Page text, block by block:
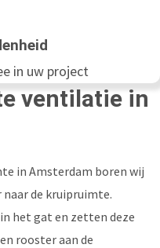
in uw project
ventilatie in
in Amsterdam boren wij
de kruipruimte.
het gat en zetten deze
rooster aan de